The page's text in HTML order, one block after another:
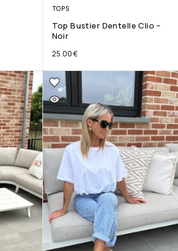
TOPS
Top Bustier Dentelle Clio –
Noir
25.00€